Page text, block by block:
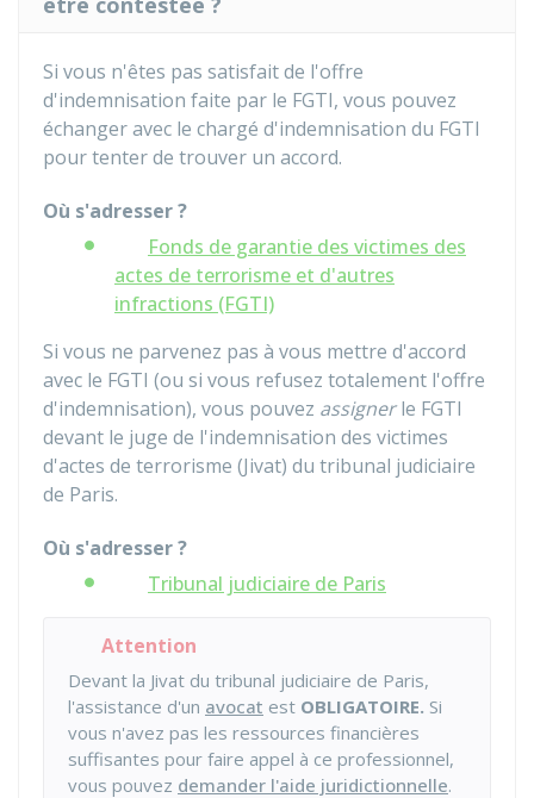
Si vous n'êtes pas satisfait de l'offre
d'indemnisation faite par le FGTI, vous pouvez
échanger avec le chargé d'indemnisation du FGTI
pour tenter de trouver un accord.
Où s'adresser ?
Fonds de garantie des victimes des
actes de terrorisme et d'autres
infractions (FGTI)
Si vous ne parvenez pas à vous mettre d'accord
avec le FGTI (ou si vous refusez totalement l'offre
d'indemnisation), vous pouvez assignerle FGTI
devant le juge de l'indemnisation des victimes
d'actes de terrorisme (Jivat) du tribunal judiciaire
de Paris.
Où s'adresser ?
Tribunal judiciaire de Paris
Attention
Devant la Jivat du tribunal judiciaire de Paris,
l'assistance d'un avocat est OBLIGATOIRE. Si
vous n'avez pas les ressources financières
suffisantes pour faire appel à ce professionnel,
vous pouvez demander l'aide juridictionnelle.